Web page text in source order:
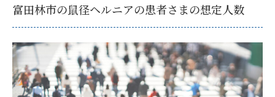
富田林市の鼠径ヘルニアの患者さまの想定人数